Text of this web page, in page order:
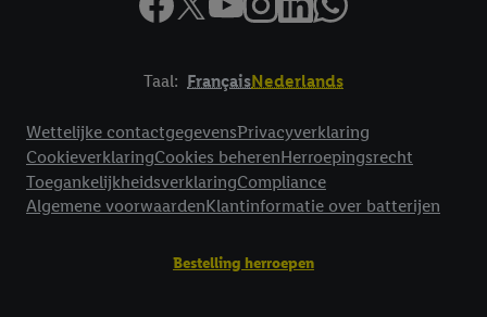
Taal: FrançaisNederlands
Wettelijke contactgegevensPrivacyverklaring
CookieverklaringCookies beherenHerroepingsrecht
ToegankelijkheidsverklaringCompliance
Algemene voorwaardenKlantinformatie over batterijen
Bestelling herroepen